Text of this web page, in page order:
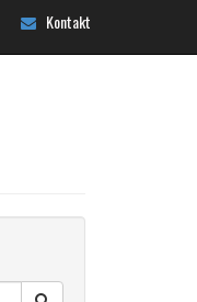
Kontakt